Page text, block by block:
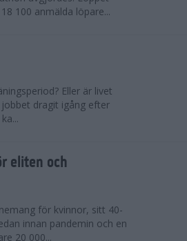
100 anmälda löpare...
Eller är livet
dragit igång efter
eliten och
för kvinnor, sitt 40-
innan pandemin och en
20 000...